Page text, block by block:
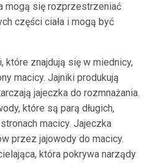
mogą się rozprzestrzeniać
części ciała i mogą być
które znajdują się w miednicy,
macicy. Jajniki produkują
jajeczka do rozmnażania.
które są parą długich,
macicy. Jajeczka
przez jajowody do macicy.
która pokrywa narządy